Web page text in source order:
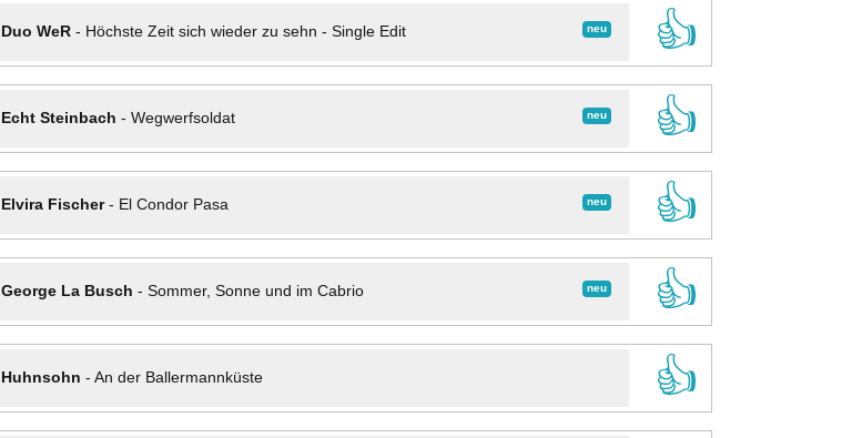
neu
Duo WeR- Höchste Zeit sich wieder zu sehn - Single Edit
👍
neu
Echt Steinbach - Wegwerfsoldat
👍
neu
Elvira Fischer- El Condor Pasa
👍
neu
George La Busch - Sommer, Sonne und im Cabrio
👍
Huhnsohn - An der Ballermannküste
👍